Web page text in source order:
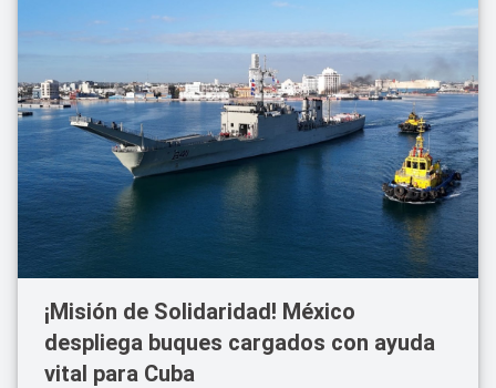
¡Misión de Solidaridad! México
despliega buques cargados con ayuda
vital para Cuba